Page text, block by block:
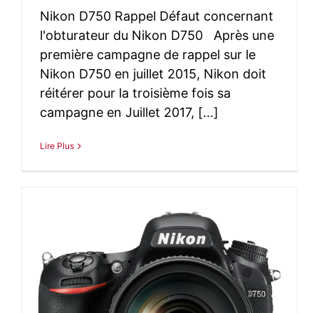
Nikon D750 Rappel Défaut concernant
l'obturateur du Nikon D750 Après une
première campagne de rappel sur le
Nikon D750 en juillet 2015, Nikon doit
réitérer pour la troisième fois sa
campagne en Juillet 2017, [...]
Lire Plus